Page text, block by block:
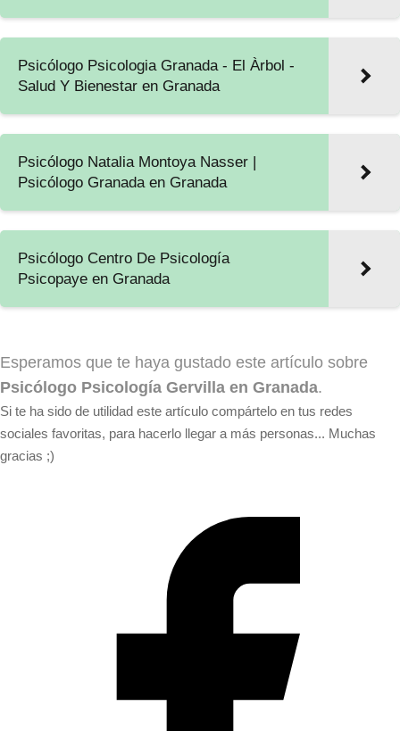
Psicólogo Psicologia Granada - El Àrbol -
Salud Y Bienestar en Granada
Psicólogo Natalia Montoya Nasser |
Psicólogo Granada en Granada
Psicólogo Centro De Psicología
Psicopaye en Granada
Esperamos que te haya gustado este artículo sobre
Psicólogo Psicología Gervilla en Granada.
Si te ha sido de utilidad este artículo compártelo en tus redes
sociales favoritas, para hacerlo llegar a más personas... Muchas
gracias ;)